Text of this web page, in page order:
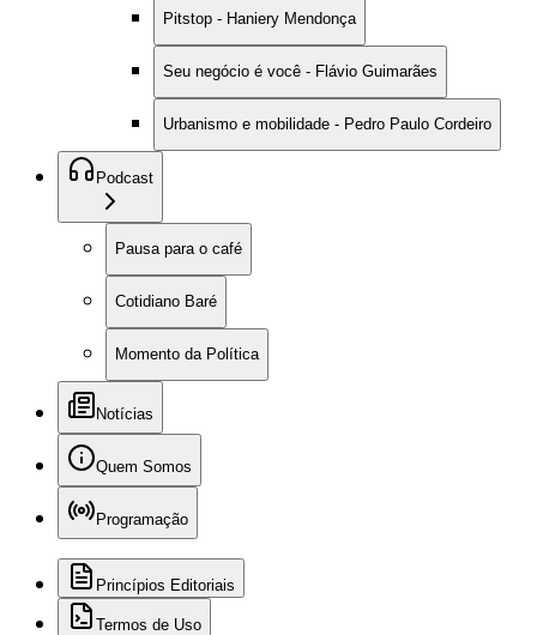
Pitstop - Haniery Mendonça
Seu negócio é você - Flávio Guimarães
Urbanismo e mobilidade - Pedro Paulo Cordeiro
Podcast
Pausa para o café
Cotidiano Baré
Momento da Política
Notícias
Quem Somos
Programação
Princípios Editoriais
Termos de Uso